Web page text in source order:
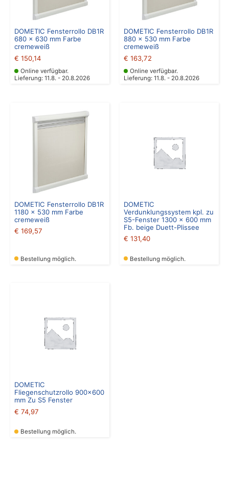
DOMETIC Fensterrollo DB1R
680 x 630 mm Farbe
cremeweiß
€ 150,14
Online verfügbar.
Lieferung: 11.8. - 20.8.2026
DOMETIC Fensterrollo DB1R
880 x 530 mm Farbe
cremeweiß
€ 163,72
Online verfügbar.
Lieferung: 11.8. - 20.8.2026
DOMETIC Fensterrollo DB1R
1180 x 530 mm Farbe
cremeweiß
€ 169,57
Bestellung möglich.
DOMETIC
Verdunklungssystem kpl. zu
S5-Fenster 1300 x 600 mm
Fb. beige Duett-Plissee
€ 131,40
Bestellung möglich.
DOMETIC
Fliegenschutzrollo 900×600
mm Zu S5 Fenster
€ 74,97
Bestellung möglich.